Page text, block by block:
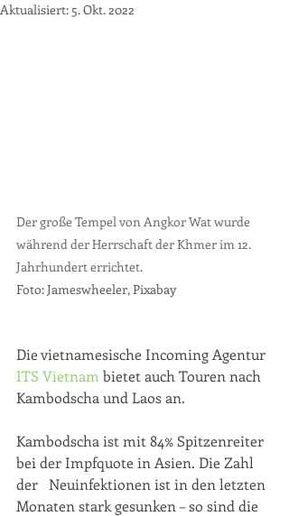
Aktualisiert: 5. Okt. 2022
Der große Tempel von Angkor Wat wurde
während der Herrschaft der Khmer im 12.
Jahrhundert errichtet.
Foto: Jameswheeler, Pixabay
Die vietnamesische Incoming Agentur
ITS Vietnam bietet auch Touren nach
Kambodscha und Laos an.
Kambodscha ist mit 84% Spitzenreiter
bei der Impfquote in Asien. Die Zahl
der   Neuinfektionen ist in den letzten
Monaten stark gesunken – so sind die